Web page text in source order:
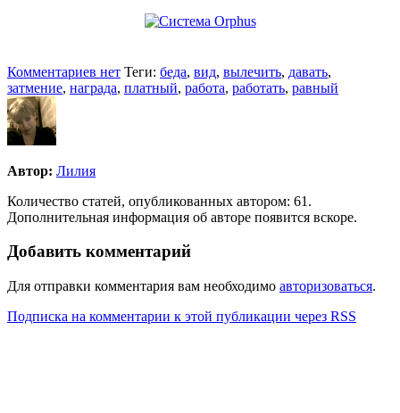
Комментариев нет Теги: беда, вид, вылечить, давать,
затмение, награда, платный, работа, работать, равный
Автор: Лилия
Количество статей, опубликованных автором: 61.
Дополнительная информация об авторе появится вскоре.
Добавить комментарий
Для отправки комментария вам необходимо авторизоваться.
Подписка на комментарии к этой публикации через RSS